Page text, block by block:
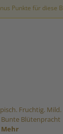
Punkte für diese
Fruchtig.
Mehr